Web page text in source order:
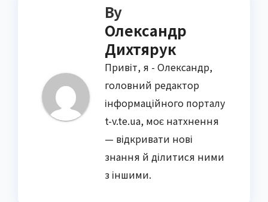
By
Олександр
Дихтярук
Привіт, я - Олександр,
головний редактор
інформаційного порталу
t-v.te.ua, моє натхнення
— відкривати нові
знання й ділитися ними
з іншими.